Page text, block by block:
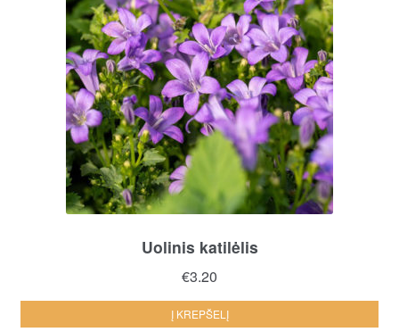
Uolinis katilėlis
€3.20
Į KREPŠELĮ